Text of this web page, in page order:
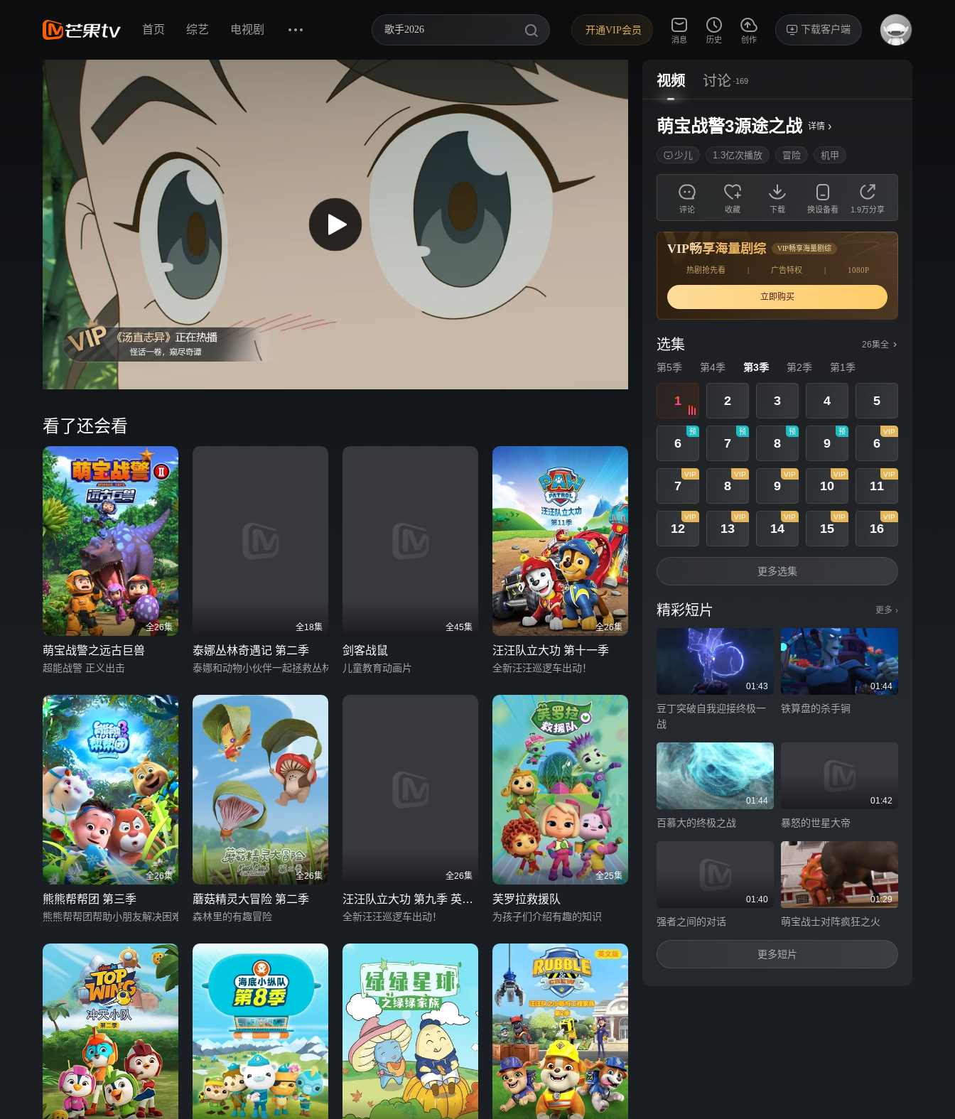
首页 综艺 电视剧
密室大逃脱 第八季
歌手2026
你好，星期六
中餐厅·南洋拾光季
快乐老家
忙忙碌碌寻宝藏2
我们的宿舍·归心季
爸爸当家 第五季
开通VIP会员
消息 历史 创作
下载客户端
看了还会看
全26集
萌宝战警之远古巨兽
超能战警 正义出击
全18集
泰娜丛林奇遇记 第二季
泰娜和动物小伙伴一起拯救丛林
全45集
剑客战鼠
儿童教育动画片
全26集
汪汪队立大功 第十一季
全新汪汪巡逻车出动！
全26集
熊熊帮帮团 第三季
熊熊帮帮团帮助小朋友解决困难
全26集
蘑菇精灵大冒险 第二季
森林里的有趣冒险
全26集
汪汪队立大功 第九季 英文
版
全新汪汪巡逻车出动！
全25集
芙罗拉救援队
为孩子们介绍有趣的知识
视频 讨论 ·169
萌宝战警3源途之战 详情 ›
少儿 1.3亿次播放 冒险 机甲
评论 收藏 下载 换设备看 1.9万分享
VIP畅享海量剧综 VIP畅享海量剧综
热剧抢先看 | 广告特权 | 1080P
立即购买
选集 26集全
第5季 第4季 第3季 第2季 第1季
1 2 3 4 5
6
预
7
预
8
预
9
预
6
VIP
7
VIP
8
VIP
9
VIP
10
VIP
11
VIP
12
VIP
13
VIP
14
VIP
15
VIP
16
VIP
更多选集
精彩短片 更多 ›
01:43
豆丁突破自我迎接终极一
战
01:44
铁算盘的杀手锏
01:44
百慕大的终极之战
01:42
暴怒的世星大帝
01:40
强者之间的对话
01:29
萌宝战士对阵疯狂之火
更多短片